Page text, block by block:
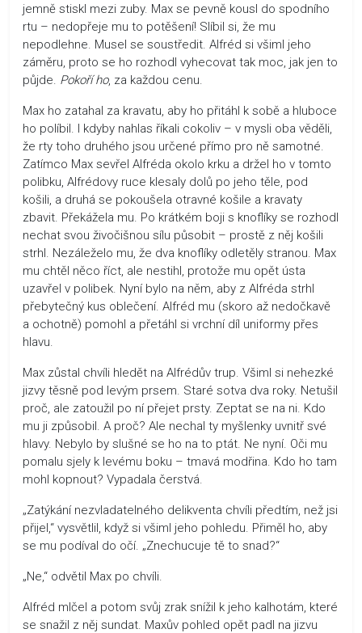
jemně stiskl mezi zuby. Max se pevně kousl do spodního
rtu – nedopřeje mu to potěšení! Slíbil si, že mu
nepodlehne. Musel se soustředit. Alfréd si všiml jeho
záměru, proto se ho rozhodl vyhecovat tak moc, jak jen to
půjde. Pokoří ho, za každou cenu.
Max ho zatahal za kravatu, aby ho přitáhl k sobě a hluboce
ho políbil. I kdyby nahlas říkali cokoliv – v mysli oba věděli,
že rty toho druhého jsou určené přímo pro ně samotné.
Zatímco Max sevřel Alfréda okolo krku a držel ho v tomto
polibku, Alfrédovy ruce klesaly dolů po jeho těle, pod
košili, a druhá se pokoušela otravné košile a kravaty
zbavit. Překážela mu. Po krátkém boji s knoflíky se rozhodl
nechat svou živočišnou sílu působit – prostě z něj košili
strhl. Nezáleželo mu, že dva knoflíky odletěly stranou. Max
mu chtěl něco říct, ale nestihl, protože mu opět ústa
uzavřel v polibek. Nyní bylo na něm, aby z Alfréda strhl
přebytečný kus oblečení. Alfréd mu (skoro až nedočkavě
a ochotně) pomohl a přetáhl si vrchní díl uniformy přes
hlavu.
Max zůstal chvíli hledět na Alfrédův trup. Všiml si nehezké
jizvy těsně pod levým prsem. Staré sotva dva roky. Netušil
proč, ale zatoužil po ní přejet prsty. Zeptat se na ni. Kdo
mu ji způsobil. A proč? Ale nechal ty myšlenky uvnitř své
hlavy. Nebylo by slušné se ho na to ptát. Ne nyní. Oči mu
pomalu sjely k levému boku – tmavá modřina. Kdo ho tam
mohl kopnout? Vypadala čerstvá.
„Zatýkání nezvladatelného delikventa chvíli předtím, než jsi
přijel,“ vysvětlil, když si všiml jeho pohledu. Přiměl ho, aby
se mu podíval do očí. „Znechucuje tě to snad?“
„Ne,“ odvětil Max po chvíli.
Alfréd mlčel a potom svůj zrak snížil k jeho kalhotám, které
se snažil z něj sundat. Maxův pohled opět padl na jizvu